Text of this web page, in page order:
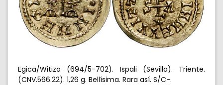
Egica/Witiza (694/5-702). Ispali (Sevilla). Triente.
(CNV.566.22). 1,26 g. Bellísima. Rara así. S/C-.